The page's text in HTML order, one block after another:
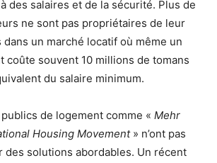
des salaires et de la sécurité. Plus de
ne sont pas propriétaires de leur
un marché locatif où même un
coûte souvent 10 millions de tomans
du salaire minimum.
de logement comme « Mehr
Housing Movement» n’ont pas
des solutions abordables. Un récent